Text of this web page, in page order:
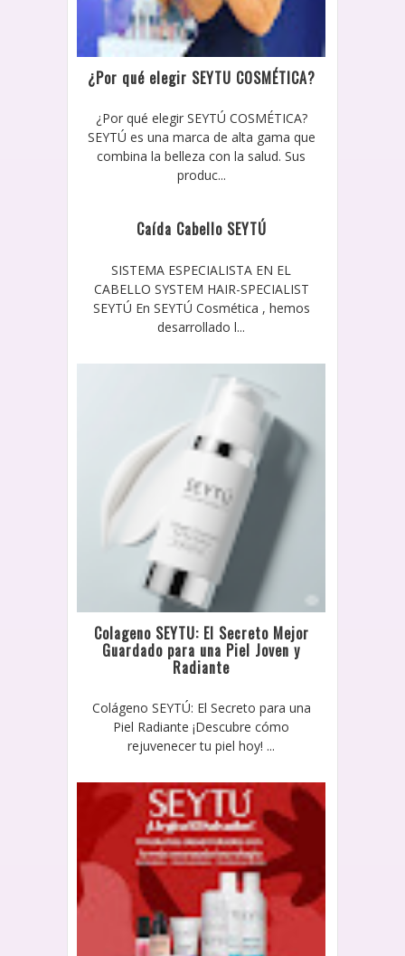
¿Por qué elegir SEYTU COSMÉTICA?
¿Por qué elegir SEYTÚ COSMÉTICA?
SEYTÚ es una marca de alta gama que
combina la belleza con la salud. Sus
produc...
Caída Cabello SEYTÚ
SISTEMA ESPECIALISTA EN EL
CABELLO SYSTEM HAIR-SPECIALIST
SEYTÚ En SEYTÚ Cosmética , hemos
desarrollado l...
Colageno SEYTU: El Secreto Mejor
Guardado para una Piel Joven y
Radiante
Colágeno SEYTÚ: El Secreto para una
Piel Radiante ¡Descubre cómo
rejuvenecer tu piel hoy! ...